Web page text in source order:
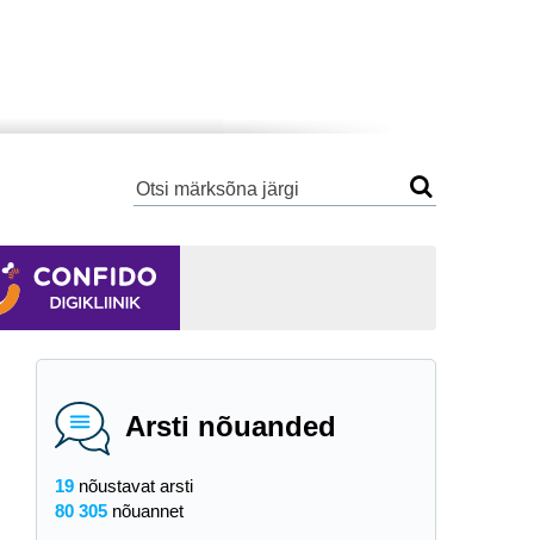
Arsti nõuanded
19 nõustavat arsti
80 305 nõuannet